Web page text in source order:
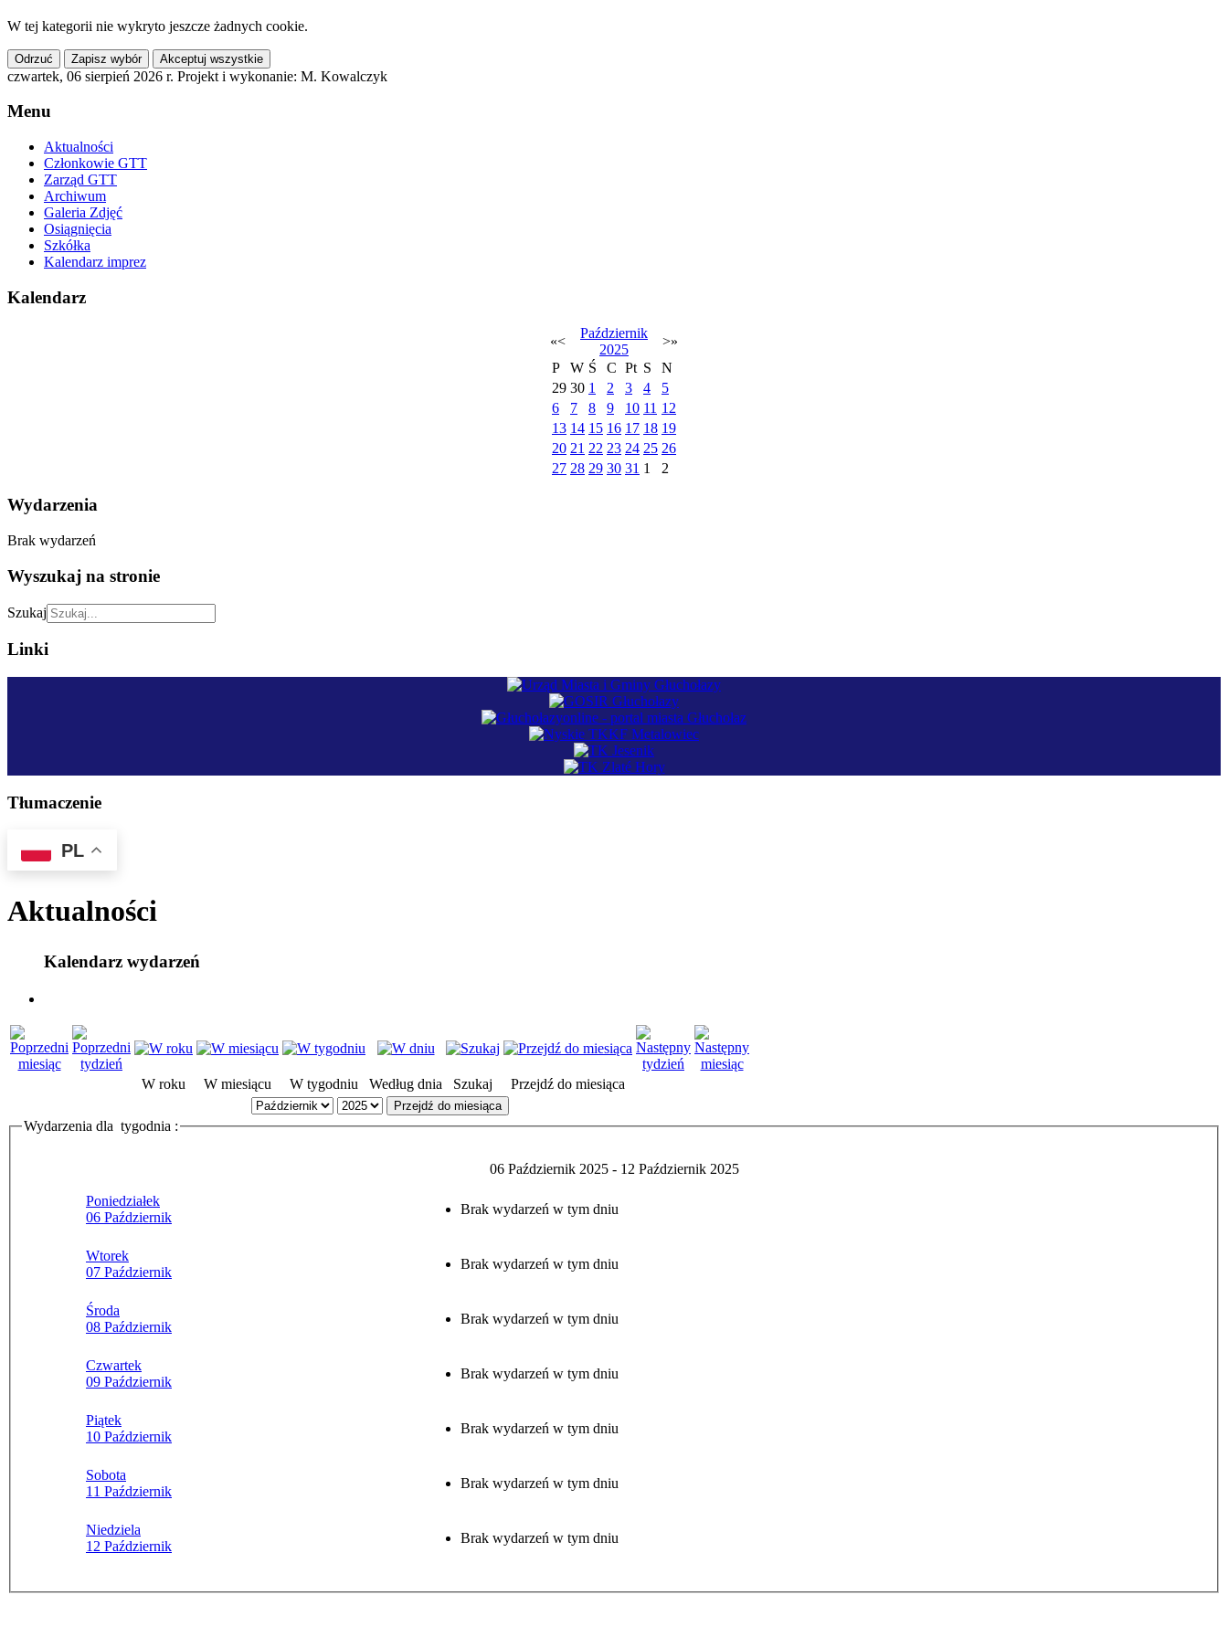
W tej kategorii nie wykryto jeszcze żadnych cookie.
Odrzuć Zapisz wybór Akceptuj wszystkie
czwartek, 06 sierpień 2026 r. Projekt i wykonanie: M. Kowalczyk
Menu
Aktualności
Członkowie GTT
Zarząd GTT
Archiwum
Galeria Zdjęć
Osiągnięcia
Szkółka
Kalendarz imprez
Kalendarz
«<
Październik
2025
>»
P
W Ś C Pt S
N
29 30 1 2 3 4
5
6
7 8 9 10 11 12
13 14 15 16 17 18 19
20 21 22 23 24 25 26
27 28 29 30 31 1 2
Wydarzenia
Brak wydarzeń
Wyszukaj na stronie
Szukaj
Linki
Tłumaczenie
PL
Aktualności
Kalendarz wydarzeń
W roku W miesiącu W tygodniu Według dnia Szukaj Przejdź do miesiąca
Przejdź do miesiąca
Wydarzenia dla tygodnia :
06 Październik 2025 - 12 Październik 2025
Poniedziałek
06 Październik
Brak wydarzeń w tym dniu
Wtorek
07 Październik
Brak wydarzeń w tym dniu
Środa
08 Październik
Brak wydarzeń w tym dniu
Czwartek
09 Październik
Brak wydarzeń w tym dniu
Piątek
10 Październik
Brak wydarzeń w tym dniu
Sobota
11 Październik
Brak wydarzeń w tym dniu
Niedziela
12 Październik
Brak wydarzeń w tym dniu